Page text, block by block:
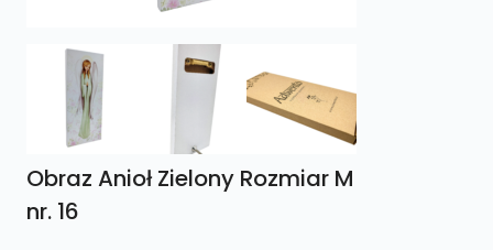
Obraz Anioł Zielony Rozmiar M
nr. 16